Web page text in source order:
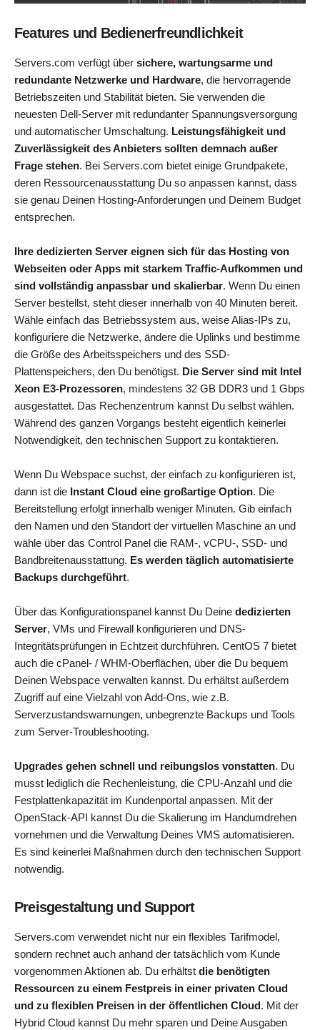
Features und Bedienerfreundlichkeit
Servers.com verfügt über sichere, wartungsarme und
redundante Netzwerke und Hardware, die hervorragende
Betriebszeiten und Stabilität bieten. Sie verwenden die
neuesten Dell-Server mit redundanter Spannungsversorgung
und automatischer Umschaltung. Leistungsfähigkeit und
Zuverlässigkeit des Anbieters sollten demnach außer
Frage stehen. Bei Servers.com bietet einige Grundpakete,
deren Ressourcenausstattung Du so anpassen kannst, dass
sie genau Deinen Hosting-Anforderungen und Deinem Budget
entsprechen.
Ihre dedizierten Server eignen sich für das Hosting von
Webseiten oder Apps mit starkem Traffic-Aufkommen und
sind vollständig anpassbar und skalierbar. Wenn Du einen
Server bestellst, steht dieser innerhalb von 40 Minuten bereit.
Wähle einfach das Betriebssystem aus, weise Alias-IPs zu,
konfiguriere die Netzwerke, ändere die Uplinks und bestimme
die Größe des Arbeitsspeichers und des SSD-
Plattenspeichers, den Du benötigst. Die Server sind mit Intel
Xeon E3-Prozessoren, mindestens 32 GB DDR3 und 1 Gbps
ausgestattet. Das Rechenzentrum kannst Du selbst wählen.
Während des ganzen Vorgangs besteht eigentlich keinerlei
Notwendigkeit, den technischen Support zu kontaktieren.
Wenn Du Webspace suchst, der einfach zu konfigurieren ist,
dann ist die Instant Cloud eine großartige Option. Die
Bereitstellung erfolgt innerhalb weniger Minuten. Gib einfach
den Namen und den Standort der virtuellen Maschine an und
wähle über das Control Panel die RAM-, vCPU-, SSD- und
Bandbreitenausstattung. Es werden täglich automatisierte
Backups durchgeführt.
Über das Konfigurationspanel kannst Du Deine dedizierten
Server, VMs und Firewall konfigurieren und DNS-
Integritätsprüfungen in Echtzeit durchführen. CentOS 7 bietet
auch die cPanel- / WHM-Oberflächen, über die Du bequem
Deinen Webspace verwalten kannst. Du erhältst außerdem
Zugriff auf eine Vielzahl von Add-Ons, wie z.B.
Serverzustandswarnungen, unbegrenzte Backups und Tools
zum Server-Troubleshooting.
Upgrades gehen schnell und reibungslos vonstatten. Du
musst lediglich die Rechenleistung, die CPU-Anzahl und die
Festplattenkapazität im Kundenportal anpassen. Mit der
OpenStack-API kannst Du die Skalierung im Handumdrehen
vornehmen und die Verwaltung Deines VMS automatisieren.
Es sind keinerlei Maßnahmen durch den technischen Support
notwendig.
Preisgestaltung und Support
Servers.com verwendet nicht nur ein flexibles Tarifmodel,
sondern rechnet auch anhand der tatsächlich vom Kunde
vorgenommen Aktionen ab. Du erhältst die benötigten
Ressourcen zu einem Festpreis in einer privaten Cloud
und zu flexiblen Preisen in der öffentlichen Cloud. Mit der
Hybrid Cloud kannst Du mehr sparen und Deine Ausgaben